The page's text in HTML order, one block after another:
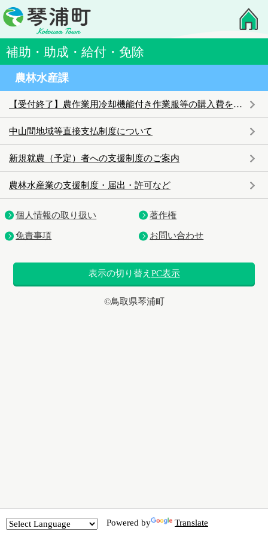
補助・助成・給付・免除
農林水産課
【受付終了】農作業用冷却機能付き作業服等の購入費を助成します！
中山間地域等直接支払制度について
新規就農（予定）者への支援制度のご案内
農林水産業の支援制度・届出・許可など
個人情報の取り扱い 著作権
免責事項 お問い合わせ
表示の切り替え PC表示
Powered by Translate
©鳥取県琴浦町